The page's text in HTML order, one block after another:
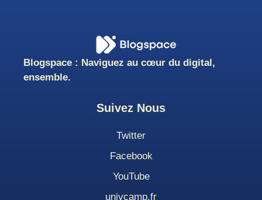
Suivez Nous
Twitter
Facebook
YouTube
univcamp.fr
Blogspace : Naviguez au cœur du digital,
ensemble.